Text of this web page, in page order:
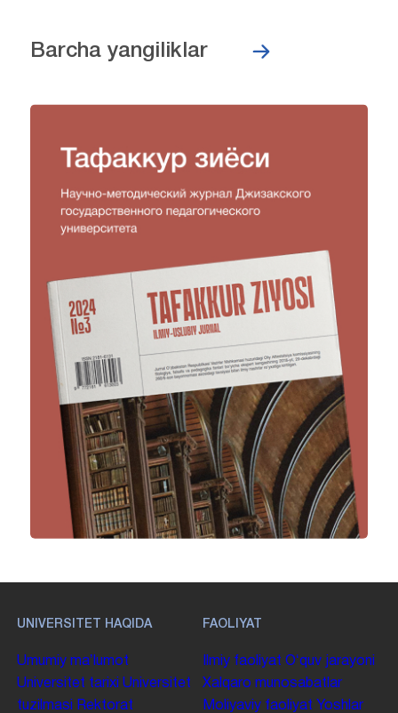
Barcha yangiliklar
UNIVERSITET HAQIDA
Umumiy maʼlumot
Universitet tarixi Universitet
tuzilmasi
Rektorat
FAOLIYAT
Ilmiy faoliyat Oʻquv jarayoni
Xalqaro munosabatlar
Moliyaviy faoliyat Yoshlar